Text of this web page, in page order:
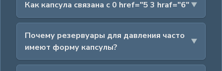
Как капсула связана с 0 href="5 3 hraf="6"
Почему резервуары для давления часто
имеют форму капсулы?